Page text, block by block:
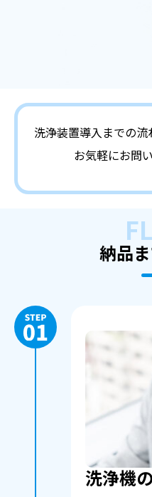
洗浄装置導入までの
お気軽にお問
納品
洗浄機